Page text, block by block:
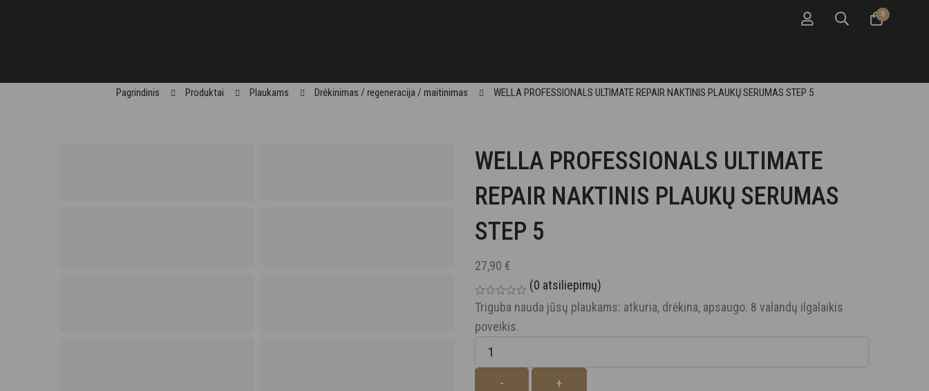
0
Pagrindinis Produktai Plaukams Drėkinimas / regeneracija / maitinimas WELLA PROFESSIONALS ULTIMATE REPAIR NAKTINIS PLAUKŲ SERUMAS STEP 5
WELLA PROFESSIONALS ULTIMATE
REPAIR NAKTINIS PLAUKŲ SERUMAS
STEP 5
27,90 €
(0 atsiliepimų)
Triguba nauda jūsų plaukams: atkuria, drėkina, apsaugo. 8 valandų ilgalaikis
poveikis.
Kiekis
- +